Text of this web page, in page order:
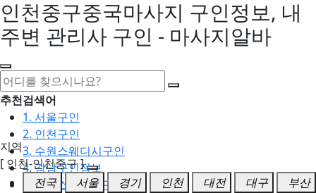
인천중구중국마사지 구인정보, 내
주변 관리사 구인 - 마사지알바
추천검색어
1. 서울구인
2. 인천구인
3. 수원스웨디시구인
4. 강남구인정보
5. 동탄스웨디시구인
지역
[ 인천-인천중구 ]
전국
서울 경기 인천 대전 대구
부산